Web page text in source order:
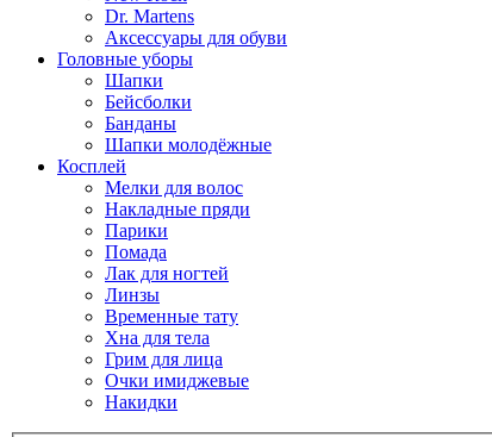
Dr. Martens
Аксессуары для обуви
Головные уборы
Шапки
Бейсболки
Банданы
Шапки молодёжные
Косплей
Мелки для волос
Накладные пряди
Парики
Помада
Лак для ногтей
Линзы
Временные тату
Хна для тела
Грим для лица
Очки имиджевые
Накидки